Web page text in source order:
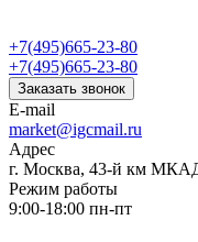
+7(495)665-23-80
+7(495)665-23-80
Заказать звонок
E-mail
market@igcmail.ru
Адрес
г. Москва, 43-й км
Режим работы
9:00-18:00 пн-пт